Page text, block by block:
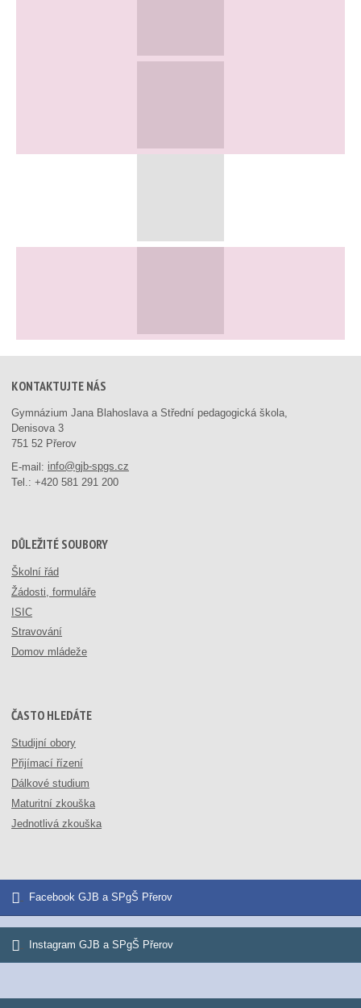
KONTAKTUJTE NÁS
Gymnázium Jana Blahoslava a Střední pedagogická škola,
Denisova 3
751 52 Přerov
E-mail: info@gjb-spgs.cz
Tel.:+420 581 291 200
DŮLEŽITÉ SOUBORY
Školní řád
Žádosti, formuláře
ISIC
Stravování
Domov mládeže
ČASTO HLEDÁTE
Studijní obory
Přijímací řízení
Dálkové studium
Maturitní zkouška
Jednotlivá zkouška
Facebook GJB a SPgŠ Přerov
Instagram GJB a SPgŠ Přerov